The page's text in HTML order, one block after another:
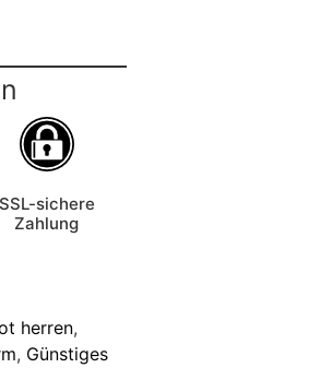
SSL-sichere
Zahlung
herren,
, Günstiges